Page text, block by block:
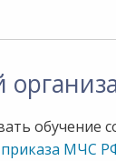
приказа МЧС